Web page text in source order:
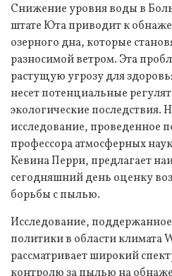
Снижение уровня воды в
штате Юта приводит к
озерного дна, которые
разносимой ветром. Эта
растущую угрозу для
несет потенциальные
экологические последствия.
исследование, проведенное
профессора атмосферных
Кевина Перри, предлагает
сегодняшний день оценку
борьбы с пылью.
Исследование,
политики в области климата
рассматривает широкий